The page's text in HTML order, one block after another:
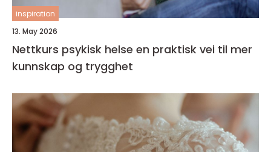
inspiration
13. May 2026
Nettkurs psykisk helse en praktisk vei til mer
kunnskap og trygghet